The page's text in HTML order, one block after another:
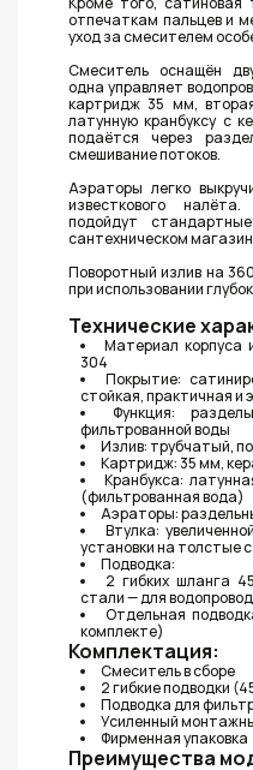
отпечаткам пальцев и
уход за смесителем
Смеситель оснащён
одна управляет
картридж 35 мм,
латунную кранбуксу с
подаётся через
смешивание потоков.
Аэраторы легко
известкового
подойдут
сантехническом
Поворотный излив на
при использовании
Технические
Материал корпуса
304
Покрытие:
стойкая, практичная и
Функция:
фильтрованной воды
Излив: трубчатый,
Картридж: 35 мм,
Кранбукса:
(фильтрованная вода)
Аэраторы:
Втулка:
установки на толстые
Подводка:
2 гибких шланга
стали — для
Отдельная
комплекте)
Комплектация:
Смеситель в сборе
2 гибкие подводки
Подводка для
Усиленный
Фирменная упаковка
Преимущества